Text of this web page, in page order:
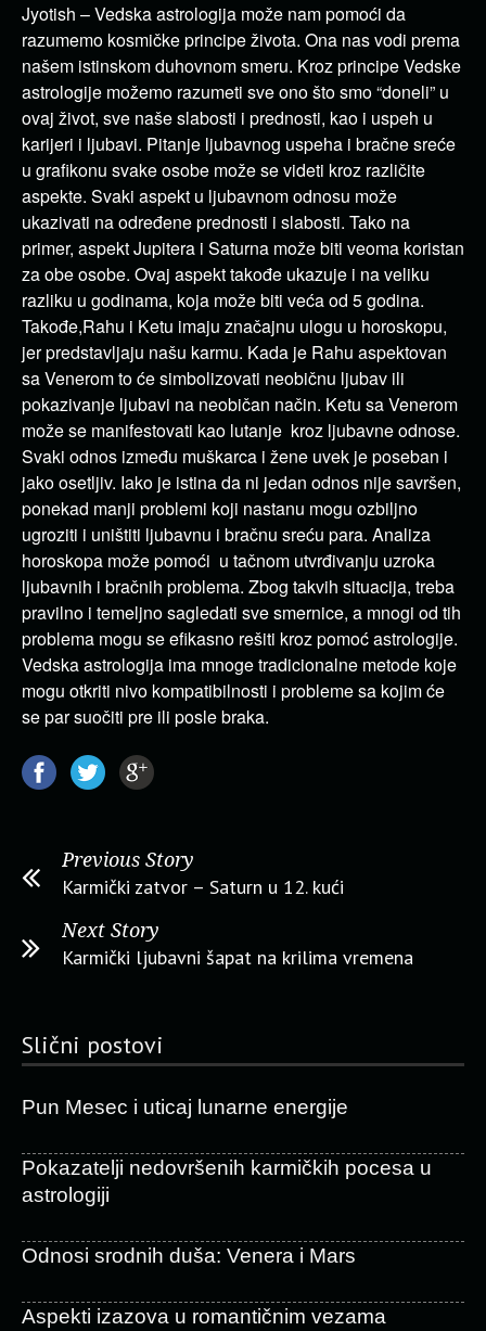
Jyotish – Vedska astrologija može nam pomoći da
razumemo kosmičke principe života. Ona nas vodi prema
našem istinskom duhovnom smeru. Kroz principe Vedske
astrologije možemo razumeti sve ono što smo “doneli” u
ovaj život, sve naše slabosti i prednosti, kao i uspeh u
karijeri i ljubavi. Pitanje ljubavnog uspeha i bračne sreće
u grafikonu svake osobe može se videti kroz različite
aspekte. Svaki aspekt u ljubavnom odnosu može
ukazivati na određene prednosti i slabosti. Tako na
primer, aspekt Jupitera i Saturna može biti veoma koristan
za obe osobe. Ovaj aspekt takođe ukazuje i na veliku
razliku u godinama, koja može biti veća od 5 godina.
Takođe,Rahu i Ketu imaju značajnu ulogu u horoskopu,
jer predstavljaju našu karmu. Kada je Rahu aspektovan
sa Venerom to će simbolizovati neobičnu ljubav ili
pokazivanje ljubavi na neobičan način. Ketu sa Venerom
može se manifestovati kao lutanje kroz ljubavne odnose.
Svaki odnos između muškarca i žene uvek je poseban i
jako osetljiv. Iako je istina da ni jedan odnos nije savršen,
ponekad manji problemi koji nastanu mogu ozbiljno
ugroziti i uništiti ljubavnu i bračnu sreću para. Analiza
horoskopa može pomoći u tačnom utvrđivanju uzroka
ljubavnih i bračnih problema. Zbog takvih situacija, treba
pravilno i temeljno sagledati sve smernice, a mnogi od tih
problema mogu se efikasno rešiti kroz pomoć astrologije.
Vedska astrologija ima mnoge tradicionalne metode koje
mogu otkriti nivo kompatibilnosti i probleme sa kojim će
se par suočiti pre ili posle braka.
Previous Story
Karmički zatvor – Saturn u 12. kući
Next Story
Karmički ljubavni šapat na krilima vremena
Slični postovi
Pun Mesec i uticaj lunarne energije
Pokazatelji nedovršenih karmičkih pocesa u
astrologiji
Odnosi srodnih duša: Venera i Mars
Aspekti izazova u romantičnim vezama